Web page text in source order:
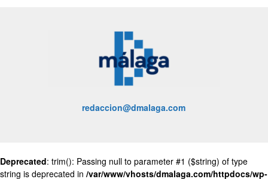
redaccion@dmalaga.com
Deprecated: trim(): Passing null to parameter #1 ($string) of type
string is deprecated in /var/www/vhosts/dmalaga.com/httpdocs/wp-